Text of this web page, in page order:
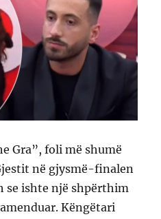
Gra”, foli më shumë
në gjysmë-finalen
se ishte një shpërthim
Këngëtari